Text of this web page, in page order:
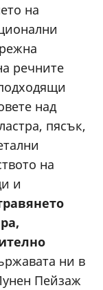
на
речните
над
пясък,
на
и
ни в
Пейзаж